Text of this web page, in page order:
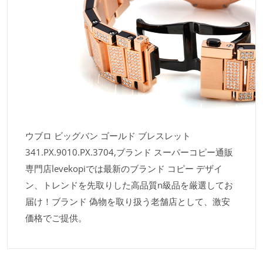
ウブロ ビッグバン ゴールド ブレスレット
341.PX.9010.PX.3704,ブランド スーパーコピー通販
専門店levekopiでは最新のブランド コピー デザイ
ン、トレンドを先取りした高品質n級品を厳選してお
届け！ブランド 偽物を取り扱う老舗店として、激安
価格でご提供。